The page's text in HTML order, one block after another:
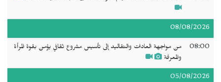
08/08/2026
08:00
من مواجهة العادات والتقاليد إلى تأسيس مشروع ثقافي يؤمن بقوة المرأة
والمعرفة
05/08/2026